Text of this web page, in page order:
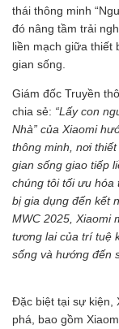
thái thông minh
đó nâng tầm trải
liền mạch giữa thiết
gian sống.
Giám đốc Truyền
chia sẻ: “Lấy con
Nhà” của Xiaomi
thông minh, nơi
gian sống giao tiếp
chúng tôi tối ưu hóa
bị gia dụng đến kết
MWC 2025, Xiaomi
tương lai của trí tuệ
sống và hướng đến
Đặc biệt tại sự kiện,
phá, bao gồm